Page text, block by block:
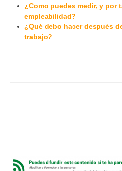
¿Como puedes medir, y por
empleabilidad?
¿Qué debo hacer después
trabajo?